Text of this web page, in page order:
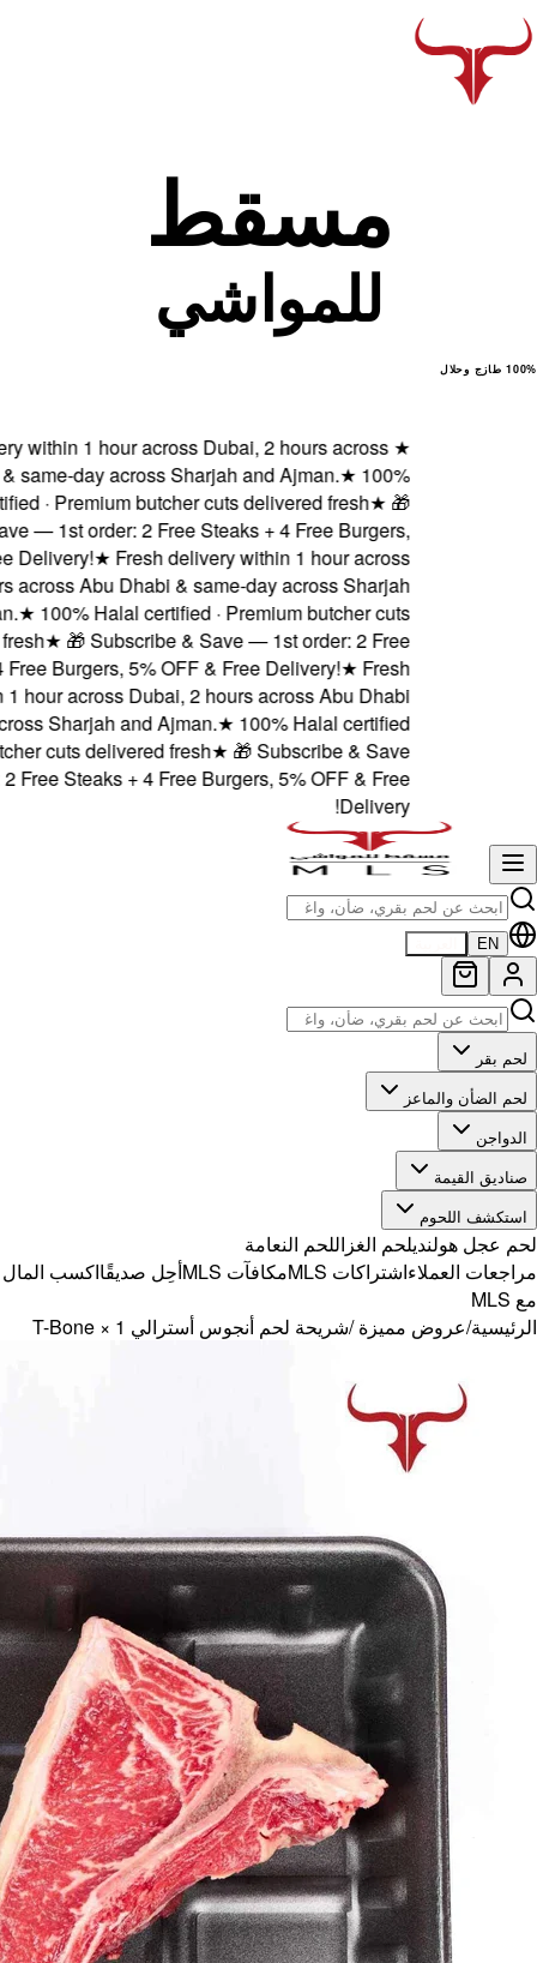
Fresh delivery within 1
Abu Dhabi & same-day
Halal certified ·
Subscribe & Save — 1st
5% OFF & Free Delivery!
Dubai, 2 hours across Abu
and Ajman.
delivered fresh
Steaks + 4 Free
delivery within 1 hour
& same-day across Sharjah
· Premium butcher cuts
— 1st order: 2 Free
اكسب المال